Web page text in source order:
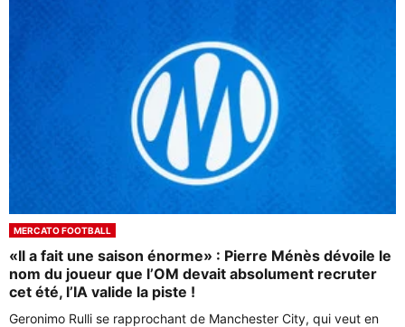
MERCATO FOOTBALL
«Il a fait une saison énorme» : Pierre Ménès dévoile le
nom du joueur que l’OM devait absolument recruter
cet été, l’IA valide la piste !
Geronimo Rulli se rapprochant de Manchester City, qui veut en